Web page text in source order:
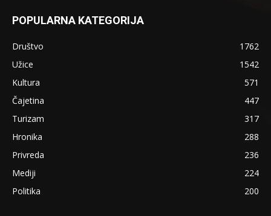
POPULARNA KATEGORIJA
Društvo
1762
Užice
1542
Kultura
571
Čajetina
447
Turizam
317
Hronika
288
Privreda
236
Mediji
224
Politika
200